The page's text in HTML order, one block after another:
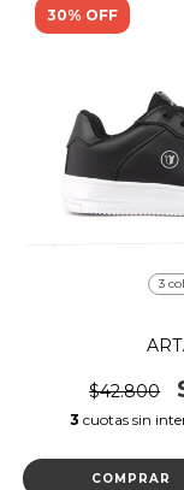
30% OFF
3
$42.800
3 cuotas sin
COMPRAR